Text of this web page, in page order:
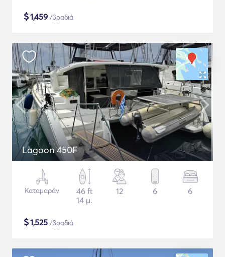
$1,459 /βραδιά
Lagoon 450F
Καταμαράν
46 ft
14 μ.
12 6 6
$1,525 /βραδιά